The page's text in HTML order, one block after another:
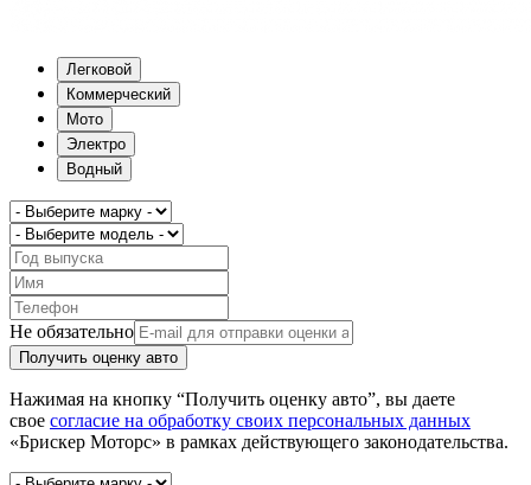
Легковой
Коммерческий
Мото
Электро
Водный
Не обязательно
Получить оценку авто
Нажимая на кнопку “Получить оценку авто”, вы даете
свое согласие на обработку своих персональных данных
«Брискер Моторс» в рамках действующего законодательства.